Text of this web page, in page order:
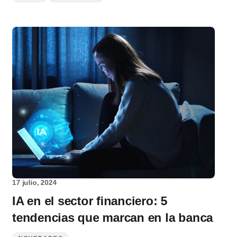
17 julio, 2024
IA en el sector financiero: 5
tendencias que marcan en la banca